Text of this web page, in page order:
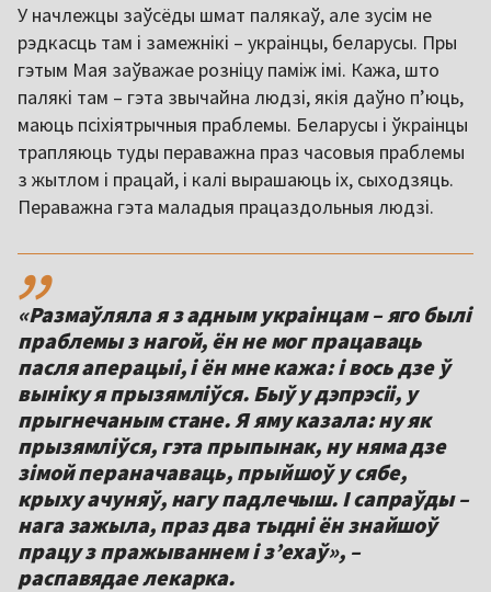
У начлежцы заўсёды шмат палякаў, але зусім не
рэдкасць там і замежнікі – украінцы, беларусы. Пры
гэтым Мая заўважае розніцу паміж імі. Кажа, што
палякі там – гэта звычайна людзі, якія даўно п’юць,
маюць псіхіятрычныя праблемы. Беларусы і ўкраінцы
трапляюць туды пераважна праз часовыя праблемы
з жытлом і працай, і калі вырашаюць іх, сыходзяць.
Пераважна гэта маладыя працаздольныя людзі.
,,
«Размаўляла я з адным украінцам – яго былі
праблемы з нагой, ён не мог працаваць
пасля аперацыі, і ён мне кажа: і вось дзе ў
выніку я прызямліўся. Быў у дэпрэсіі, у
прыгнечаным стане. Я яму казала: ну як
прызямліўся, гэта прыпынак, ну няма дзе
зімой пераначаваць, прыйшоў у сябе,
крыху ачуняў, нагу падлечыш. І сапраўды –
нага зажыла, праз два тыдні ён знайшоў
працу з пражываннем і з’ехаў», –
распавядае лекарка.